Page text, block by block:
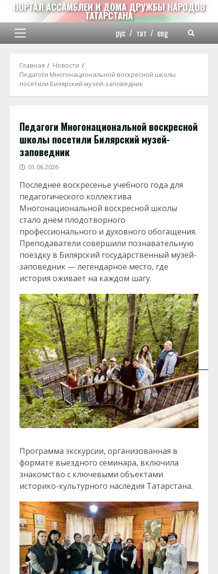
Перейти
содержимому
ПОРТАЛ АССАМБЛЕИ И ДОМА ДРУЖБЫ НАРОДОВ
ТАТАРСТАНА
Основное
рус / тат / eng
Главная
Новости
Педагоги Многонациональной воскресной школы
посетили Билярский музей-заповедник
Педагоги Многонациональной воскресной
школы посетили Билярский музей-
заповедник
01.06.2026
Последнее воскресенье учебного года для
педагогического коллектива
Многонациональной воскресной школы
стало днём плодотворного
профессионального и духовного обогащения.
Преподаватели совершили познавательную
поездку в Билярский государственный музей-
заповедник — легендарное место, где
история оживает на каждом шагу.
Программа экскурсии, организованная в
формате выездного семинара, включила
знакомство с ключевыми объектами
историко-культурного наследия Татарстана.